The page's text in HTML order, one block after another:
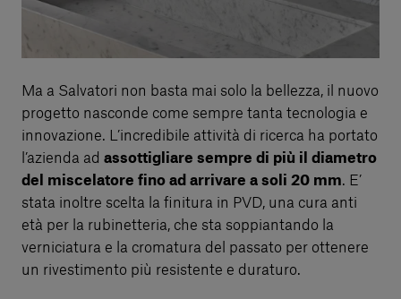
Ma a Salvatori non basta mai solo la bellezza, il nuovo
progetto nasconde come sempre tanta tecnologia e
innovazione. L’incredibile attività di ricerca ha portato
l’azienda ad assottigliare sempre di più il diametro
del miscelatore fino ad arrivare a soli 20 mm. E’
stata inoltre scelta la finitura in PVD, una cura anti
età per la rubinetteria, che sta soppiantando la
verniciatura e la cromatura del passato per ottenere
un rivestimento più resistente e duraturo.